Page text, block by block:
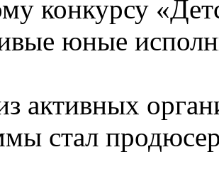
конкурсу
юные
активных
стал